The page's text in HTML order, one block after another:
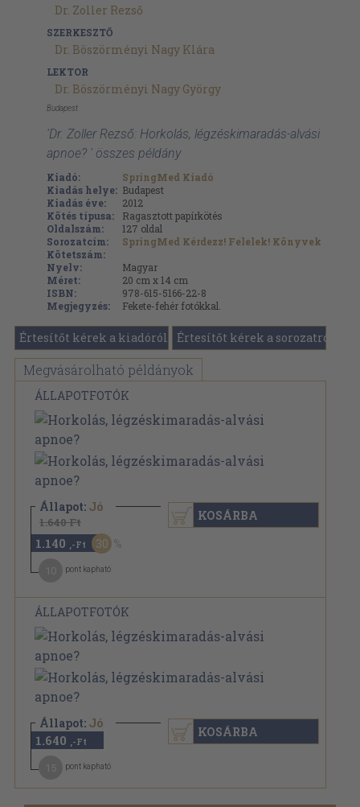
Dr. Zoller Rezső
SZERKESZTŐ
Dr. Böszörményi Nagy Klára
LEKTOR
Dr. Böszörményi Nagy György
Budapest
'Dr. Zoller Rezső: Horkolás, légzéskimaradás-alvási
apnoe? ' összes példány
Kiadó:
SpringMed Kiadó
Kiadás helye: Budapest
Kiadás éve:
2012
Kötés típusa:
Ragasztott papírkötés
Oldalszám:
127 oldal
Sorozatcím:
SpringMed Kérdezz! Felelek! Könyvek
Kötetszám:
Nyelv:
Magyar
Méret:
20 cm x 14 cm
ISBN:
978-615-5166-22-8
Megjegyzés:
Fekete-fehér fotókkal.
Értesítőt kérek a kiadóról Értesítőt kérek a sorozatról
Megvásárolható példányok
ÁLLAPOTFOTÓK
Állapot: Jó
1.640 Ft
1.140 ,-Ft 30
pont kapható
KOSÁRBA
ÁLLAPOTFOTÓK
Állapot: Jó
1.640 ,-Ft
pont kapható
KOSÁRBA